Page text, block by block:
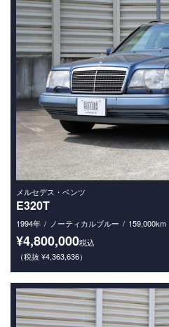
メルセデス・ベンツ
E320T
1994年 ノーティカルブルー 159,000km
¥4,800,000税込
（税抜 ¥4,363,636）